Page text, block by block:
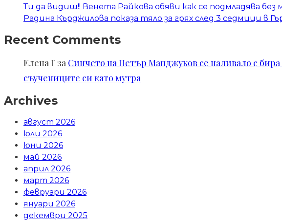
Ти да видиш!! Венета Райкова обяви как се подмладява
Радина Кърджилова показа тяло за грях след 3 седмици в
Recent Comments
Елена Г за Синчето на Петър Манджуков се наливало с бира
съучениците си като мутра
Archives
август 2026
юли 2026
юни 2026
май 2026
април 2026
март 2026
февруари 2026
януари 2026
декември 2025